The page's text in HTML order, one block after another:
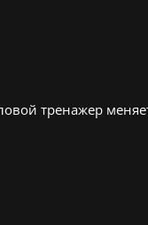
тренажер